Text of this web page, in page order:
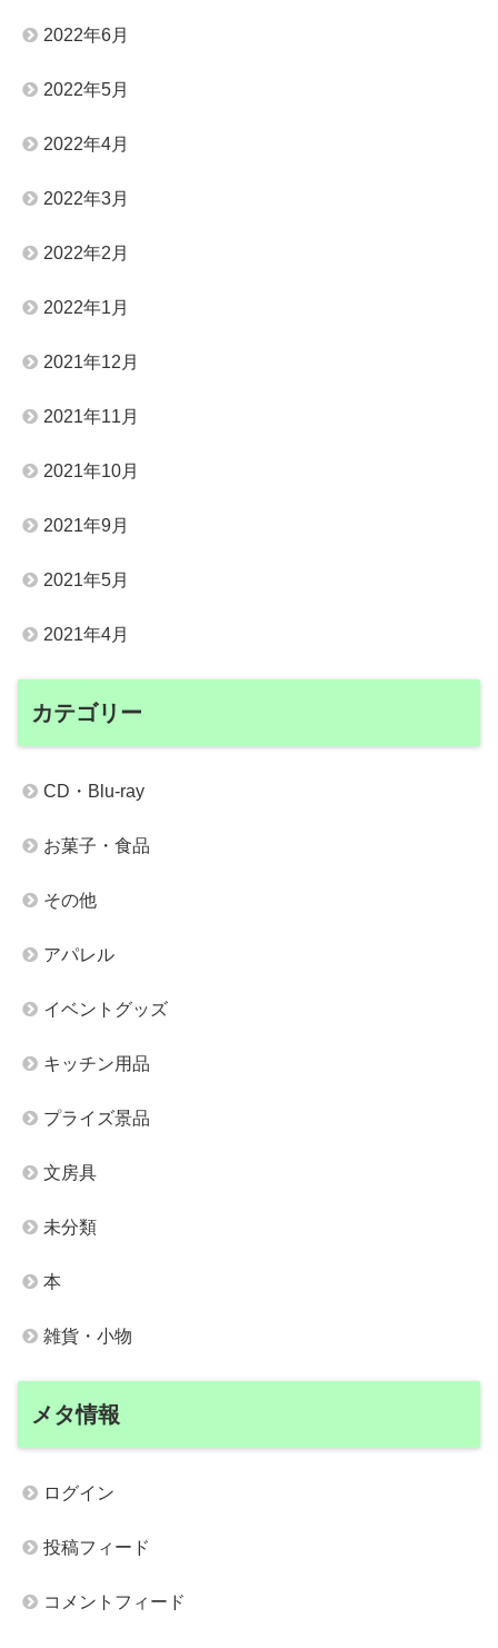
2022年6月
2022年5月
2022年4月
2022年3月
2022年2月
2022年1月
2021年12月
2021年11月
2021年10月
2021年9月
2021年5月
2021年4月
カテゴリー
CD・Blu-ray
お菓子・食品
その他
アパレル
イベントグッズ
キッチン用品
プライズ景品
文房具
未分類
本
雑貨・小物
メタ情報
ログイン
投稿フィード
コメントフィード